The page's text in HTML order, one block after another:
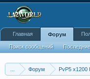
Форум PvP5 x1200
Главная Форум
Поиск сообщений